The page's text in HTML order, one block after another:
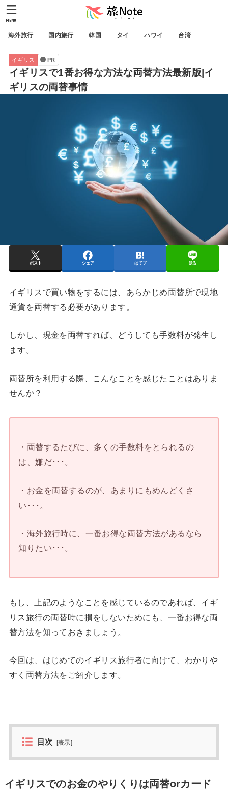
海外旅行 国内旅行 韓国 タイ ハワイ 台湾
MENU
イギリス PR
イギリスで1番お得な方法な両替方法最新版|イ
ギリスの両替事情
ポスト シェア はてブ 送る
イギリスで買い物をするには、あらかじめ両替所で現地
通貨を両替する必要があります。
しかし、現金を両替すれば、どうしても手数料が発生し
ます。
両替所を利用する際、こんなことを感じたことはありま
せんか？
・両替するたびに、多くの手数料をとられるの
は、嫌だ･･･。
・お金を両替するのが、あまりにもめんどくさ
い･･･。
・海外旅行時に、一番お得な両替方法があるなら
知りたい･･･。
もし、上記のようなことを感じているのであれば、イギ
リス旅行の両替時に損をしないためにも、一番お得な両
替方法を知っておきましょう。
今回は、はじめてのイギリス旅行者に向けて、わかりや
すく両替方法をご紹介します。
目次 [表示]
イギリスでのお金のやりくりは両替orカード